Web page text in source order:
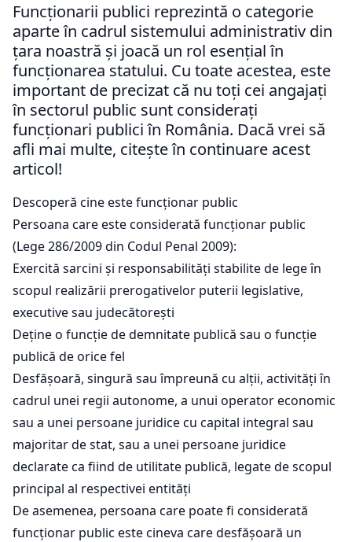
Funcționarii publici reprezintă o categorie
aparte în cadrul sistemului administrativ din
țara noastră și joacă un rol esențial în
funcționarea statului. Cu toate acestea, este
important de precizat că nu toți cei angajați
în sectorul public sunt considerați
funcționari publici în România. Dacă vrei să
afli mai multe, citește în continuare acest
articol!
Descoperă cine este funcționar public
Persoana care este considerată funcționar public
(Lege 286/2009 din Codul Penal 2009):
Exercită sarcini și responsabilități stabilite de lege în
scopul realizării prerogativelor puterii legislative,
executive sau judecătorești
Deține o funcție de demnitate publică sau o funcție
publică de orice fel
Desfășoară, singură sau împreună cu alții, activități în
cadrul unei regii autonome, a unui operator economic
sau a unei persoane juridice cu capital integral sau
majoritar de stat, sau a unei persoane juridice
declarate ca fiind de utilitate publică, legate de scopul
principal al respectivei entități
De asemenea, persoana care poate fi considerată
funcționar public este cineva care desfășoară un